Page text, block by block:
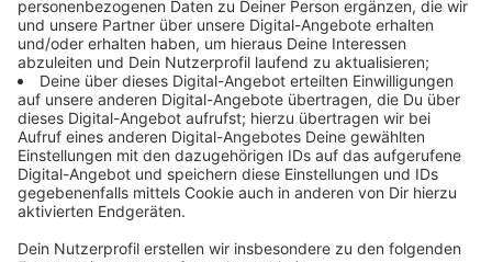
einfach fünf Dinge in die Hand gedrückt, zu denen er
das erzählt, was ihm als Erstes einfällt. Keine
Standardantworten, keine Promotionaussagen -
sondern ganz persönliche Geschichten - das ist „Fünf
für"!
Anzeige